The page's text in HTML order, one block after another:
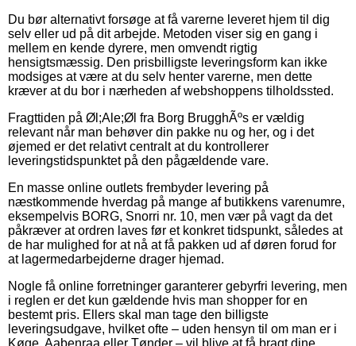
Du bør alternativt forsøge at få varerne leveret hjem til dig
selv eller ud på dit arbejde. Metoden viser sig en gang i
mellem en kende dyrere, men omvendt rigtig
hensigtsmæssig. Den prisbilligste leveringsform kan ikke
modsiges at være at du selv henter varerne, men dette
kræver at du bor i nærheden af webshoppens tilholdssted.
Fragttiden på Øl;Ale;Øl fra Borg BrugghÃºs er vældig
relevant når man behøver din pakke nu og her, og i det
øjemed er det relativt centralt at du kontrollerer
leveringstidspunktet på den pågældende vare.
En masse online outlets frembyder levering på
næstkommende hverdag på mange af butikkens varenumre,
eksempelvis BORG, Snorri nr. 10, men vær på vagt da det
påkræver at ordren laves før et konkret tidspunkt, således at
de har mulighed for at nå at få pakken ud af døren forud for
at lagermedarbejderne drager hjemad.
Nogle få online forretninger garanterer gebyrfri levering, men
i reglen er det kun gældende hvis man shopper for en
bestemt pris. Ellers skal man tage den billigste
leveringsudgave, hvilket ofte – uden hensyn til om man er i
Køge, Aabenraa eller Tønder – vil blive at få bragt dine